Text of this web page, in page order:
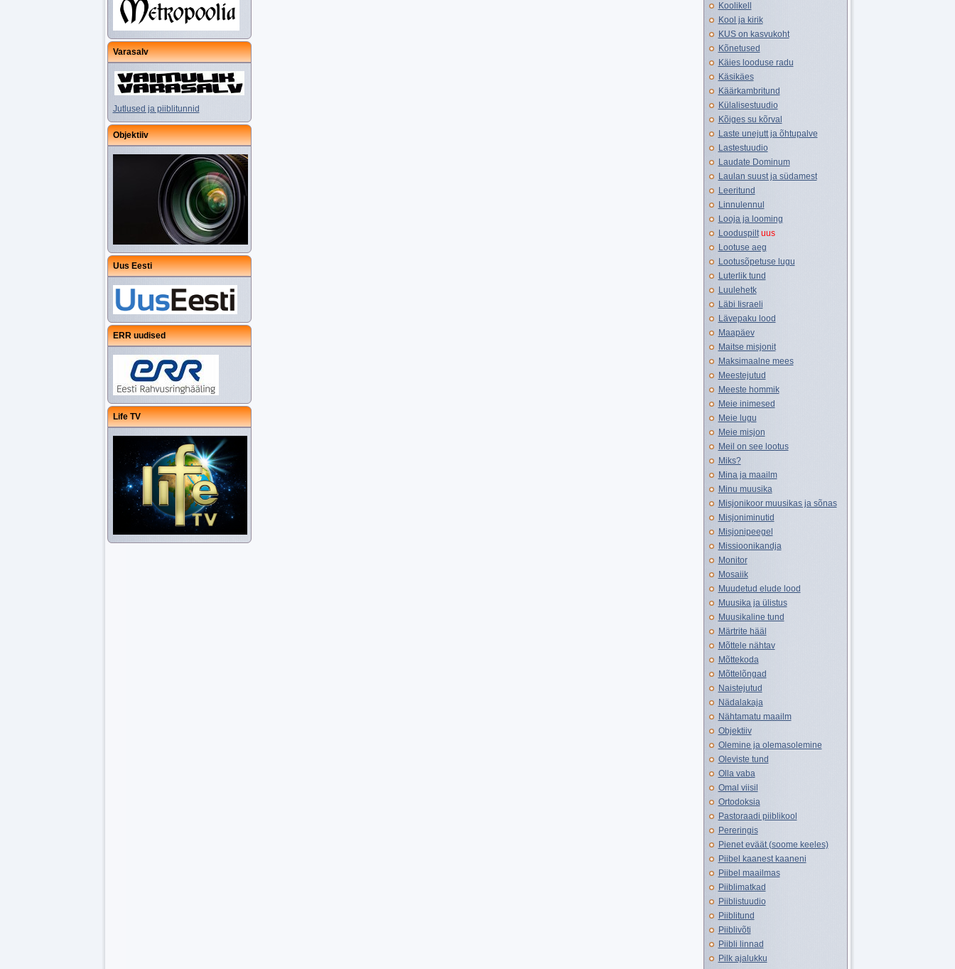
Varasalv
Jutlused ja piiblitunnid
Objektiiv
Uus Eesti
ERR uudised
Life TV
Koolikell
Kool ja kirik
KUS on kasvukoht
Kõnetused
Käies looduse radu
Käsikäes
Käärkambritund
Külalisestuudio
Kõiges su kõrval
Laste unejutt ja õhtupalve
Lastestuudio
Laudate Dominum
Laulan suust ja südamest
Leeritund
Linnulennul
Looja ja looming
Looduspilt uus
Lootuse aeg
Lootusõpetuse lugu
Luterlik tund
Luulehetk
Läbi Iisraeli
Lävepaku lood
Maapäev
Maitse misjonit
Maksimaalne mees
Meestejutud
Meeste hommik
Meie inimesed
Meie lugu
Meie misjon
Meil on see lootus
Miks?
Mina ja maailm
Minu muusika
Misjonikoor muusikas ja sõnas
Misjoniminutid
Misjonipeegel
Missioonikandja
Monitor
Mosaiik
Muudetud elude lood
Muusika ja ülistus
Muusikaline tund
Märtrite hääl
Mõttele nähtav
Mõttekoda
Mõttelõngad
Naistejutud
Nädalakaja
Nähtamatu maailm
Objektiiv
Olemine ja olemasolemine
Oleviste tund
Olla vaba
Omal viisil
Ortodoksia
Pastoraadi piiblikool
Pereringis
Pienet eväät (soome keeles)
Piibel kaanest kaaneni
Piibel maailmas
Piiblimatkad
Piiblistuudio
Piiblitund
Piiblivõti
Piibli linnad
Pilk ajalukku